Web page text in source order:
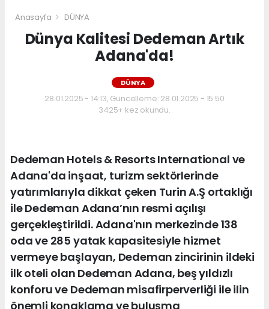
Anasayfa DÜNYA
Dünya Kalitesi Dedeman Artık
Adana'da!
DÜNYA
28.01.2025 - 14:13, Güncelleme: 28.01.2025 - 15:50
3425+ kez okundu.
Dedeman Hotels & Resorts International ve
Adana'da inşaat, turizm sektörlerinde
yatırımlarıyla dikkat çeken Turin A.Ş ortaklığı
ile Dedeman Adana’nın resmi açılışı
gerçekleştirildi. Adana'nın merkezinde 138
oda ve 285 yatak kapasitesiyle hizmet
vermeye başlayan, Dedeman zincirinin ildeki
ilk oteli olan Dedeman Adana, beş yıldızlı
konforu ve Dedeman misafirperverliği ile ilin
önemli konaklama ve buluşma